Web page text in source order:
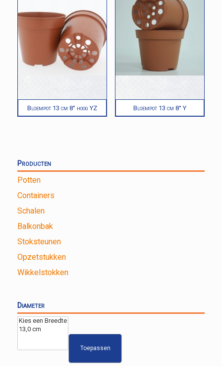
Bloempot 13 cm 8° hoog YZ Bloempot 13 cm 8° Y
Producten
Potten
Containers
Schalen
Balkonbak
Stoksteunen
Opzetstukken
Wikkelstokken
Diameter
Toepassen